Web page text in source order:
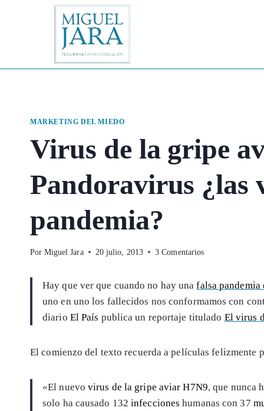
MARKETING DEL MIEDO
Virus de la gripe
Pandoravirus ¿las
pandemia?
Por Miguel Jara 20 julio, 2013 3 Comentarios
Hay que ver que cuando no hay unafalsa pandemia
uno en uno los fallecidos nos conformamos con
diario El País publica un reportaje titulado El virus
El comienzo del texto recuerda a películas felizmente
«El nuevovirus de la gripe aviar H7N9, que nunca
solo ha causado 132infecciones humanas con 37